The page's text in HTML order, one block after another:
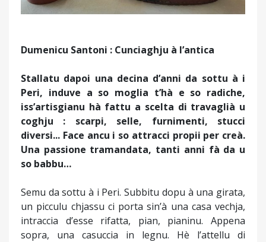
Dumenicu Santoni : Cunciaghju à l’antica
Stallatu dapoi una decina d’anni da sottu à i
Peri, induve a so moglia t’hà e so radiche,
iss’artisgianu hà fattu a scelta di travaglià u
coghju : scarpi, selle, furnimenti, stucci
diversi... Face ancu i so attracci propii per creà.
Una passione tramandata, tanti anni fà da u
so babbu…
Semu da sottu à i Peri. Subbitu dopu à una girata,
un picculu chjassu ci porta sin’à una casa vechja,
intraccia d’esse rifatta, pian, pianinu. Appena
sopra, una casuccia in legnu. Hè l’attellu di